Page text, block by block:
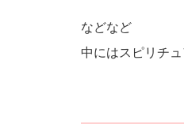
などなど
中にはスピリチ